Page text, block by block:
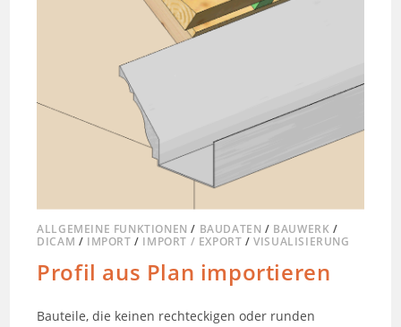
ALLGEMEINE FUNKTIONEN / BAUDATEN / BAUWERK /
DICAM / IMPORT / IMPORT / EXPORT /VISUALISIERUNG
Profil aus Plan importieren
Bauteile, die keinen rechteckigen oder runden